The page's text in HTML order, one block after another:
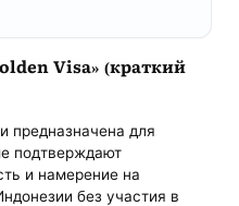
Visa» (краткий
предназначена для
подтверждают
и намерение на
без участия в